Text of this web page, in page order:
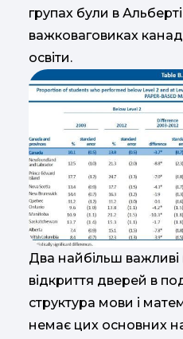
групах були в
важковаговиках
освіти.
Два найбільш
відкриття дверей в
структура мови і
немає цих основних